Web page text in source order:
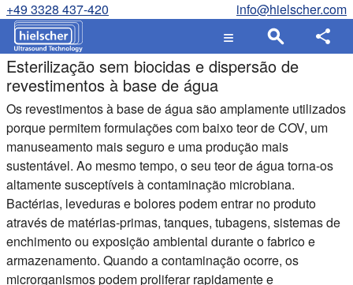
+49 3328 437-420 info@hielscher.com
Esterilização sem biocidas e dispersão de
revestimentos à base de água
Os revestimentos à base de água são amplamente utilizados
porque permitem formulações com baixo teor de COV, um
manuseamento mais seguro e uma produção mais
sustentável. Ao mesmo tempo, o seu teor de água torna-os
altamente susceptíveis à contaminação microbiana.
Bactérias, leveduras e bolores podem entrar no produto
através de matérias-primas, tanques, tubagens, sistemas de
enchimento ou exposição ambiental durante o fabrico e
armazenamento. Quando a contaminação ocorre, os
microrganismos podem proliferar rapidamente e